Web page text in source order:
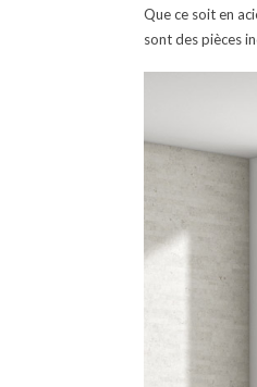
Que ce soit en
sont des pièces